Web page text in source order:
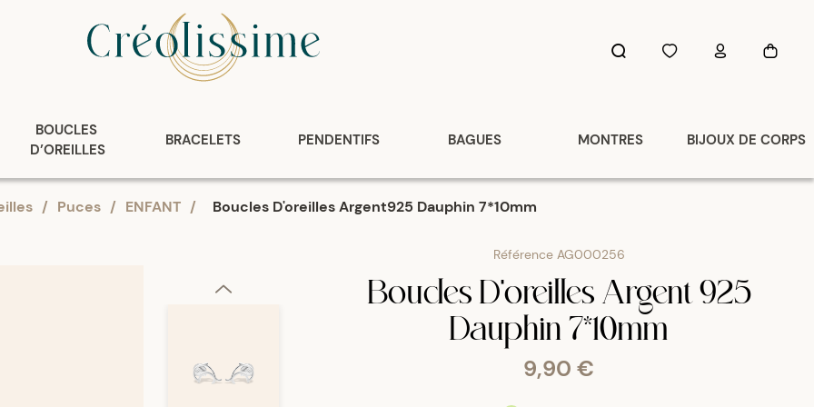
BOUCLES
D’OREILLES
BRACELETS PENDENTIFS BAGUES MONTRES BIJOUX DE CORPS
/ Puces / ENFANT / Boucles D'oreilles Argent925 Dauphin 7*10mm
Référence AG000256
Boucles D'oreilles Argent 925
Dauphin 7*10mm
9,90 €